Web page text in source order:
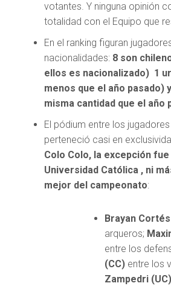
votantes. Y ninguna opinión
totalidad con el Equipo que
En el ranking figuran
nacionalidades: 8 son
ellos es nacionalizado) 1
menos que el año pasado)
misma cantidad que el año
El pódium entre los
perteneció casi en
Colo Colo, la excepción
Universidad Católica , ni
mejor del campeonato:
Brayan Cortés
arqueros;
entre los
(CC) entre los
Zampedri (UC)